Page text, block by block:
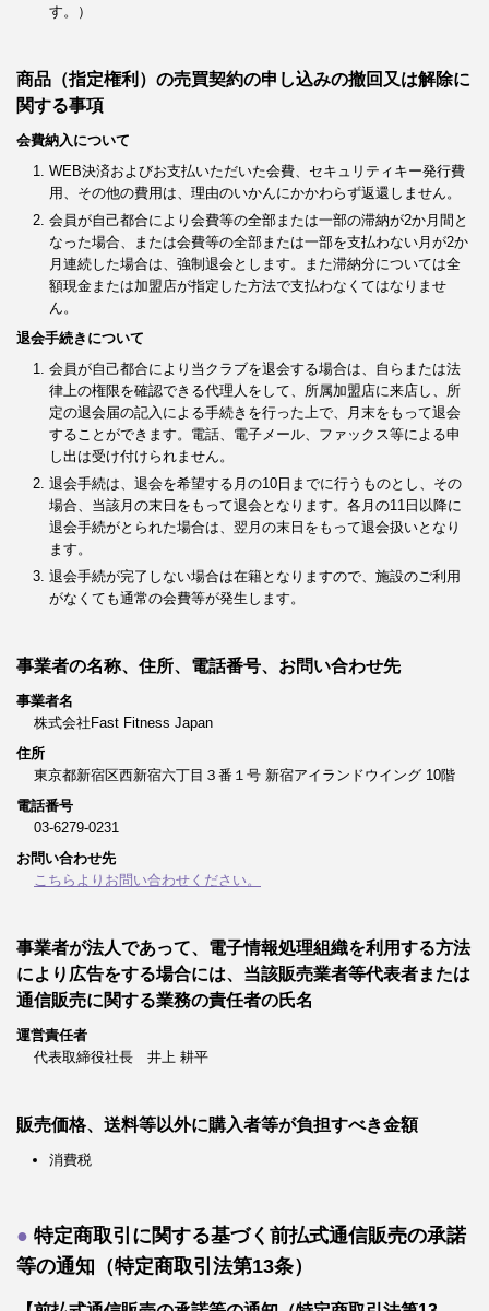
す。）
商品（指定権利）の売買契約の申し込みの撤回又は解除に
関する事項
会費納入について
WEB決済およびお支払いただいた会費、セキュリティキー発行費
用、その他の費用は、理由のいかんにかかわらず返還しません。
会員が自己都合により会費等の全部または一部の滞納が2か月間と
なった場合、または会費等の全部または一部を支払わない月が2か
月連続した場合は、強制退会とします。また滞納分については全
額現金または加盟店が指定した方法で支払わなくてはなりませ
ん。
退会手続きについて
会員が自己都合により当クラブを退会する場合は、自らまたは法
律上の権限を確認できる代理人をして、所属加盟店に来店し、所
定の退会届の記入による手続きを行った上で、月末をもって退会
することができます。電話、電子メール、ファックス等による申
し出は受け付けられません。
退会手続は、退会を希望する月の10日までに行うものとし、その
場合、当該月の末日をもって退会となります。各月の11日以降に
退会手続がとられた場合は、翌月の末日をもって退会扱いとなり
ます。
退会手続が完了しない場合は在籍となりますので、施設のご利用
がなくても通常の会費等が発生します。
事業者の名称、住所、電話番号、お問い合わせ先
事業者名
株式会社Fast Fitness Japan
住所
東京都新宿区西新宿六丁目３番１号 新宿アイランドウイング 10階
電話番号
03-6279-0231
お問い合わせ先
こちらよりお問い合わせください。
事業者が法人であって、電子情報処理組織を利用する方法
により広告をする場合には、当該販売業者等代表者または
通信販売に関する業務の責任者の氏名
運営責任者
代表取締役社長 井上 耕平
販売価格、送料等以外に購入者等が負担すべき金額
消費税
特定商取引に関する基づく前払式通信販売の承諾
等の通知（特定商取引法第13条）